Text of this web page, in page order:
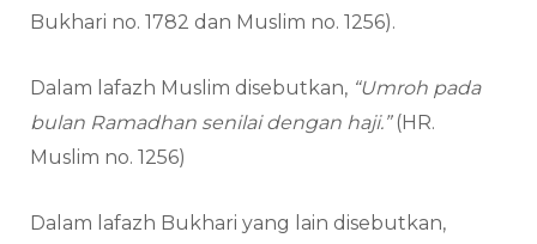
Bukhari no. 1782 dan Muslim no. 1256).
Dalam lafazh Muslim disebutkan, “Umroh pada
bulan Ramadhan senilai dengan haji.”(HR.
Muslim no. 1256)
Dalam lafazh Bukhari yang lain disebutkan,